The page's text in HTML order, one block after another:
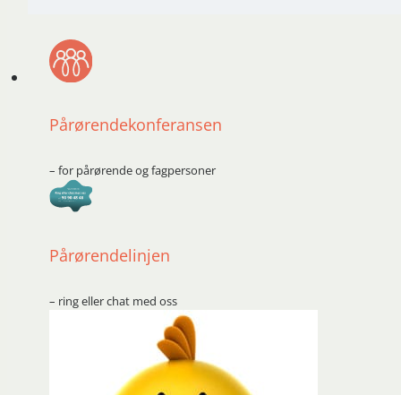
Pårørendekonferansen
– for pårørende og fagpersoner
Pårørendelinjen
– ring eller chat med oss